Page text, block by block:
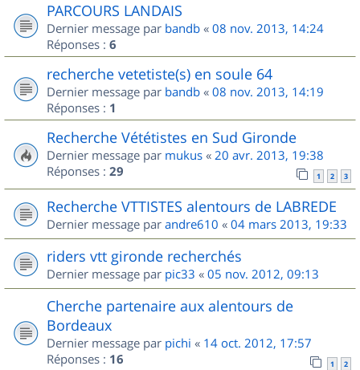
PARCOURS LANDAIS
Dernier message par bandb « 08 nov. 2013, 14:24
Réponses : 6
recherche vetetiste(s) en soule 64
Dernier message par bandb « 08 nov. 2013, 14:19
Réponses : 1
Recherche Vététistes en Sud Gironde
Dernier message par mukus « 20 avr. 2013, 19:38
Réponses : 29 1 2 3
Recherche VTTISTES alentours de LABREDE
Dernier message par andre610 « 04 mars 2013, 19:33
riders vtt gironde recherchés
Dernier message par pic33 « 05 nov. 2012, 09:13
Cherche partenaire aux alentours de
Bordeaux
Dernier message par pichi « 14 oct. 2012, 17:57
Réponses : 16 1 2